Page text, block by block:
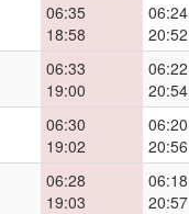
06:35
18:58
06:24
20:52
06:33
19:00
06:22
20:54
06:30
19:02
06:20
20:56
06:28
19:03
06:18
20:57